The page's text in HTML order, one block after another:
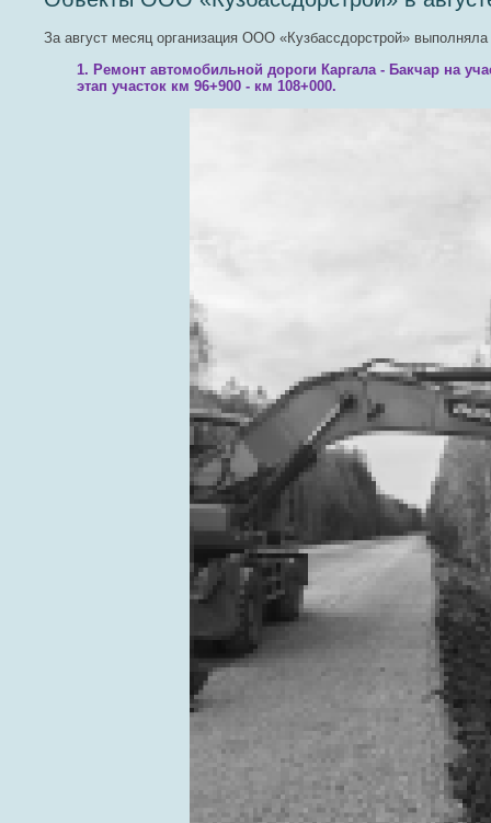
За август месяц организация ООО «Кузбассдорстрой»
1. Ремонт автомобильной дороги Каргала - Бакчар на
этап участок км 96+900 - км 108+000.